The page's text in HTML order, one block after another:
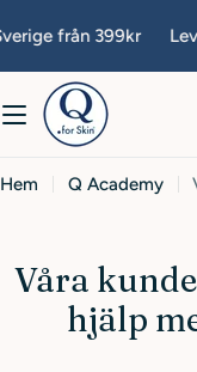
till
innehåll
från 399kr
Hem Q Academy
Våra
hjälp